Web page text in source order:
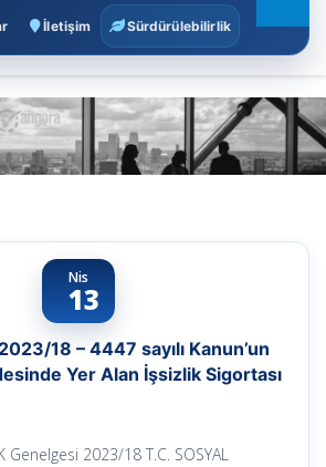
İletişim Sürdürülebilirlik
Nis
13
18 – 4447 sayılı Kanun’un
Yer Alan İşsizlik Sigortası
Genelgesi 2023/18 T.C. SOSYAL